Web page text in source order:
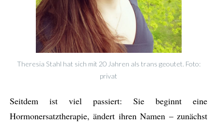
Theresia Stahl hat sich mit 20 Jahren als trans geoutet. Foto:
privat
Seitdem ist viel passiert: Sie beginnt eine
Hormonersatztherapie, ändert ihren Namen – zunächst